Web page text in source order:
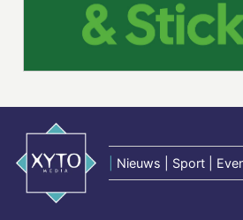
Nieuws | Sport |